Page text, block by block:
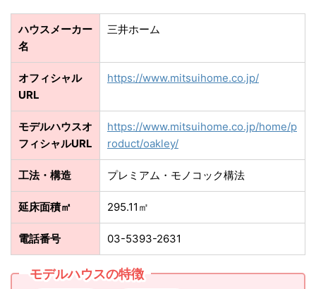
ハウスメーカー
名
三井ホーム
オフィシャル
URL
https://www.mitsuihome.co.jp/
モデルハウスオ
フィシャルURL
https://www.mitsuihome.co.jp/home/p
roduct/oakley/
工法・構造 プレミアム・モノコック構法
延床面積㎡ 295.11㎡
電話番号 03-5393-2631
モデルハウスの特徴